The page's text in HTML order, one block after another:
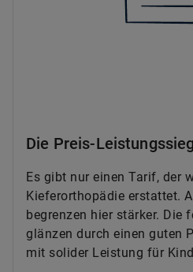
Die Preis-
Es gibt nur einen Tarif, der
Kieferorthopädie erstattet.
begrenzen hier stärker. Die
glänzen durch einen guten
mit solider Leistung für